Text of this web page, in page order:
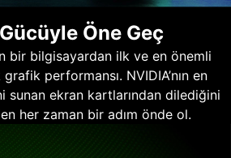
Öne Geç
bir bilgisayardan ilk ve en önemli
performansı. NVIDIA’nın en
sunan ekran kartlarından dilediğini
her zaman bir adım önde ol.